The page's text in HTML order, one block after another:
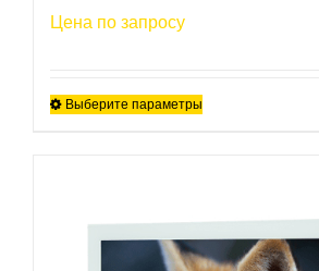
Цена по запросу
Выберите параметры
вариаций.
Опции